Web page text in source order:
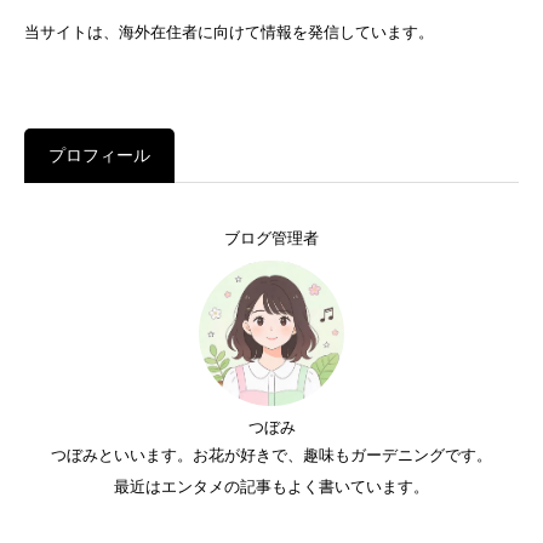
当サイトは、海外在住者に向けて情報を発信しています。
プロフィール
ブログ管理者
つぼみ
つぼみといいます。お花が好きで、趣味もガーデニングです。
最近はエンタメの記事もよく書いています。